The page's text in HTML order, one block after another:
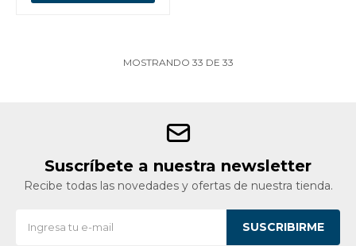
MOSTRANDO 33 DE 33
Suscríbete a nuestra newsletter
Recibe todas las novedades y ofertas de nuestra tienda.
SUSCRIBIRME